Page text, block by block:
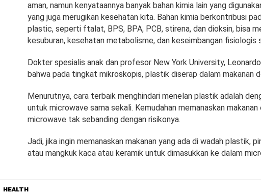
aman, namun kenyataannya banyak bahan kimia lain yang
yang juga merugikan kesehatan kita. Bahan kimia berkontribusi
plastic, seperti ftalat, BPS, BPA, PCB, stirena, dan dioksin, bisa
kesuburan, kesehatan metabolisme, dan keseimbangan fisiologis
Dokter spesialis anak dan profesor New York University,
bahwa pada tingkat mikroskopis, plastik diserap dalam makanan
Menurutnya, cara terbaik menghindari menelan plastik adalah
untuk microwave sama sekali. Kemudahan memanaskan
microwave tak sebanding dengan risikonya.
Jadi, jika ingin memanaskan makanan yang ada di wadah plastik,
atau mangkuk kaca atau keramik untuk dimasukkan ke dalam
HEALTH